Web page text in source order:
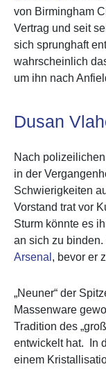
von Birmingham
Vertrag und seit
sich sprunghaft
wahrscheinlich
um ihn nach
Dusan
Nach
in der
Schwierigkeiten
Vorstand trat vor
Sturm könnte es
an sich zu
Arsenal , bevor er
„Neuner“ der
Massenware
Tradition des
entwickelt hat. In
einem